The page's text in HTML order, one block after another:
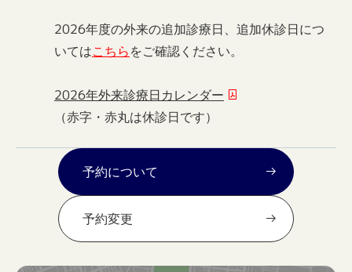
2026年度の外来の追加診療日、追加休診日につ
いてはこちらをご確認ください。
2026年外来診療日カレンダー
（赤字・赤丸は休診日です）
予約について
予約変更